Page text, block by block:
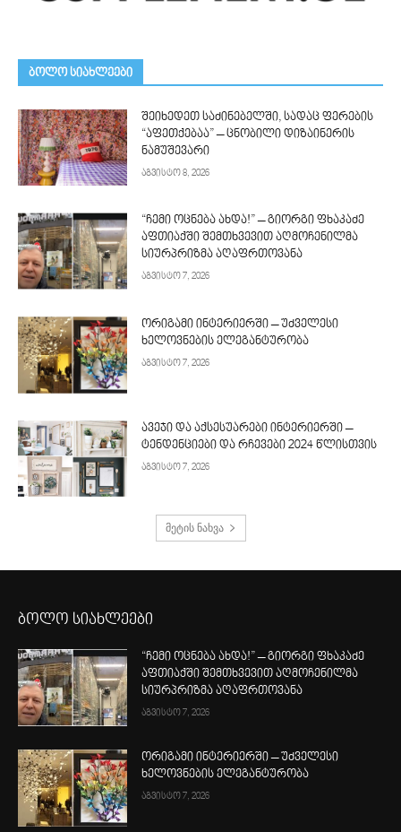
ᲑᲝᲚᲝ ᲡᲘᲐᲮᲚᲔᲔᲑᲘ
შეიხედეთ საძინებელში, სადაც ფერების
“აფეთქებაა” – ცნობილი დიზაინერის
ნამუშევარი
აგვისტო 8, 2026
“ჩემი ოცნება ახდა!” – გიორგი ფხაკაძე
აფთიაქში შემთხვევით აღმოჩენილმა
სიურპრიზმა აღაფრთოვანა
აგვისტო 7, 2026
ორიგამი ინტერიერში – უძველესი
ხელოვნების ელეგანტურობა
აგვისტო 7, 2026
ავეჯი და აქსესუარები ინტერიერში –
ტენდენციები და რჩევები 2024 წლისთვის
აგვისტო 7, 2026
მეტის ნახვა
ბოლო სიახლეები
“ჩემი ოცნება ახდა!” – გიორგი ფხაკაძე
აფთიაქში შემთხვევით აღმოჩენილმა
სიურპრიზმა აღაფრთოვანა
აგვისტო 7, 2026
ორიგამი ინტერიერში – უძველესი
ხელოვნების ელეგანტურობა
აგვისტო 7, 2026